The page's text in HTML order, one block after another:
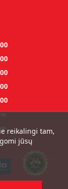
reikalingi tam,
jūsų